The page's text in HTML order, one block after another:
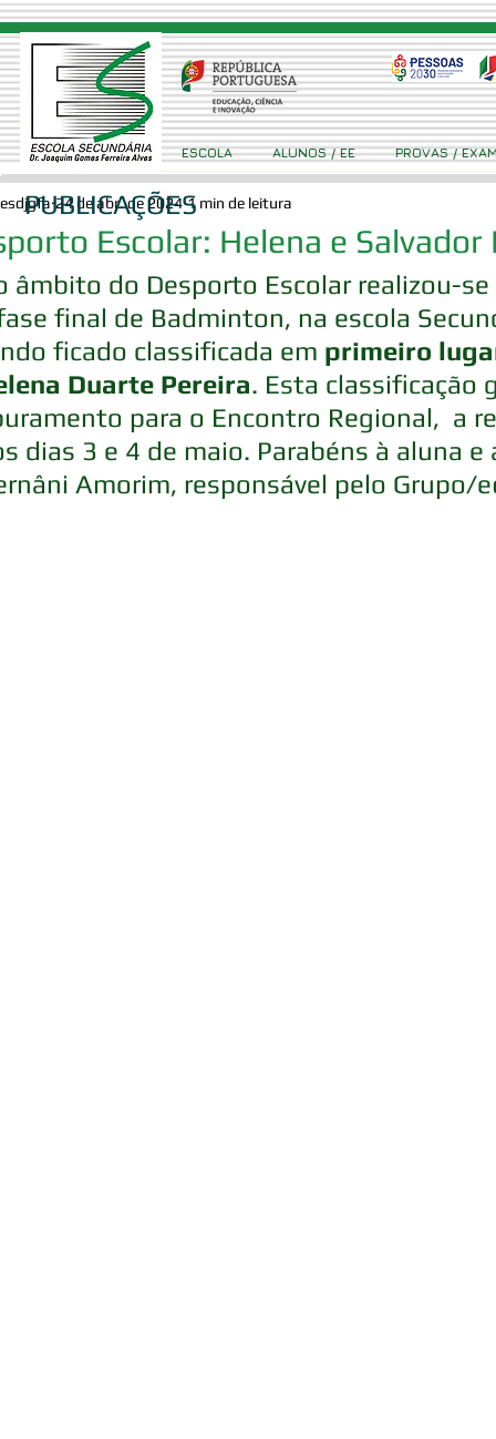
Escolar: Helena e
esdjgfa 24 de abr. de 2024 1 min de leitura
âmbito do Desporto Escolar realizou-
final de Badminton, na escola
ficado classificada em primeiro
Duarte Pereira. Esta classificação
para o Encontro Regional,  a
dias 3 e 4 de maio. Parabéns à aluna
Amorim, responsável pelo Grupo/
PUBLICAÇÕES
ESCOLA ALUNOS / EE PROVAS /